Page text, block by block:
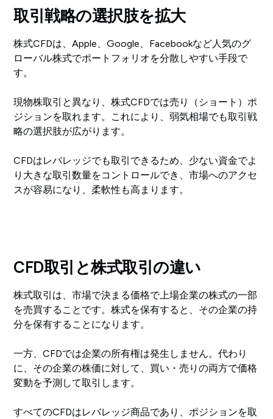
取引戦略の選択肢を拡大
株式CFDは、Apple、Google、Facebookなど人気のグ
ローバル株式でポートフォリオを分散しやすい手段で
す。
現物株取引と異なり、株式CFDでは売り（ショート）ポ
ジションを取れます。これにより、弱気相場でも取引戦
略の選択肢が広がります。
CFDはレバレッジでも取引できるため、少ない資金でよ
り大きな取引数量をコントロールでき、市場へのアクセ
スが容易になり、柔軟性も高まります。
CFD取引と株式取引の違い
株式取引は、市場で決まる価格で上場企業の株式の一部
を売買することです。株式を保有すると、その企業の持
分を保有することになります。
一方、CFDでは企業の所有権は発生しません。代わり
に、その企業の株価に対して、買い・売りの両方で価格
変動を予測して取引します。
すべてのCFDはレバレッジ商品であり、ポジションを取